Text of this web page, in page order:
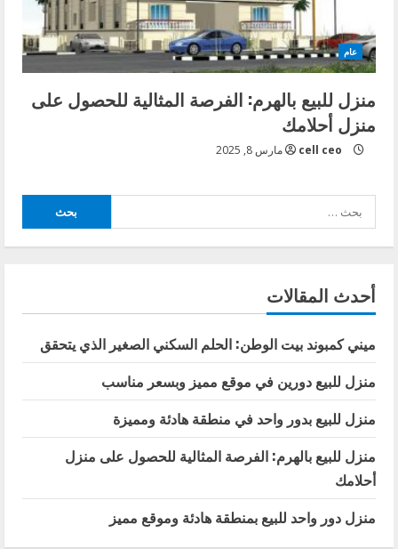
عام
منزل للبيع بالهرم: الفرصة المثالية للحصول على
منزل أحلامك
cell ceo مارس 8, 2025
عن:
أحدث المقالات
ميني كمبوند بيت الوطن: الحلم السكني الصغير الذي يتحقق
منزل للبيع دورين في موقع مميز وبسعر مناسب
منزل للبيع بدور واحد في منطقة هادئة ومميزة
منزل للبيع بالهرم: الفرصة المثالية للحصول على منزل
أحلامك
منزل دور واحد للبيع بمنطقة هادئة وموقع مميز